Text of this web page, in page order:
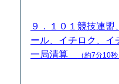
９．１０１競技連
ール、イチロク、イ
一局清算
（約7分10秒